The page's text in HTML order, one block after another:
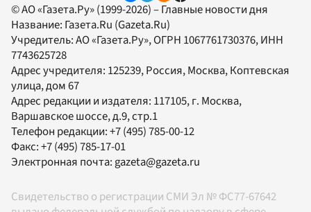
© АО «Газета.Ру» (1999-2026) – Главные новости дня
Название: Газета.Ru (Gazeta.Ru)
Учредитель:АО «Газета.Ру», ОГРН 1067761730376, ИНН
7743625728
Адрес учредителя: 125239, Россия, Москва, Коптевская
улица, дом 67
Адрес редакции и издателя: 117105, г. Москва,
Варшавское шоссе, д.9, стр.1
Телефон редакции:+7 (495) 785-00-12
Факс:+7 (495) 785-17-01
Электронная почта: gazeta@gazeta.ru
Свидетельство о регистрации СМИ Эл № ФС77-67642